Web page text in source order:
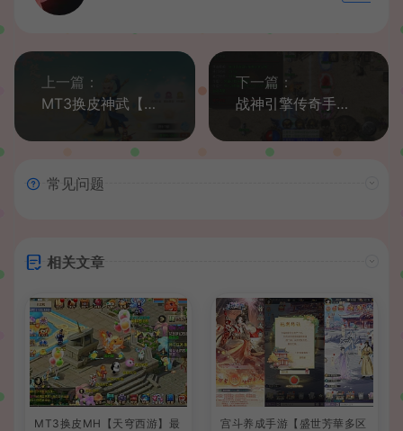
上一篇：
MT3换皮神武【功夫神武】最新整理Linux手工端+安卓苹果双端+GM后台+代理后台+详细搭建教程+全套源码
下一篇：
战神引擎传奇手游【1.76烈火传奇】最新整理WIN系复古服务端+安卓苹果双端+GM后台+详细搭建教程
常见问题
相关文章
MT3换皮MH【天穹西游】最
宫斗养成手游【盛世芳華多区